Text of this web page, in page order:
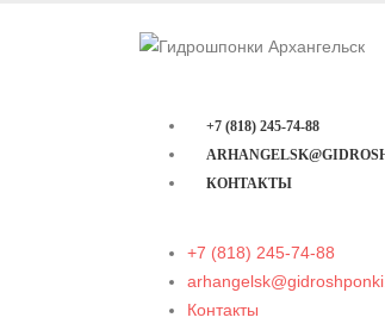
+7 (818) 245-74-88
КОНТАКТЫ
+7 (818) 245-74-88
Контакты